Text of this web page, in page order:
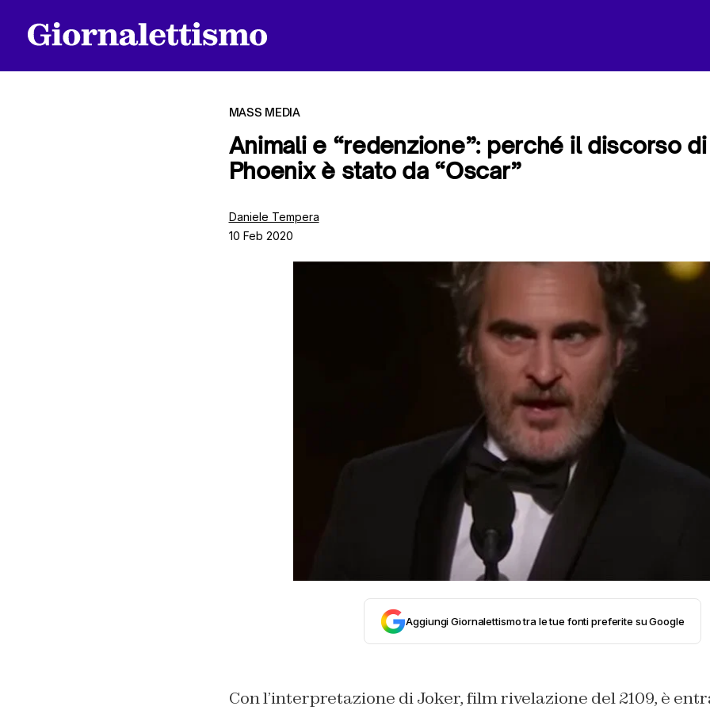
MASS MEDIA
Animali e “redenzione”: perché il discorso
Phoenix è stato da “Oscar”
Daniele Tempera
10 Feb 2020
Aggiungi Giornalettismo tra le tue fonti preferite su Google
Con l’interpretazione di Joker, film rivelazione del 2109, è